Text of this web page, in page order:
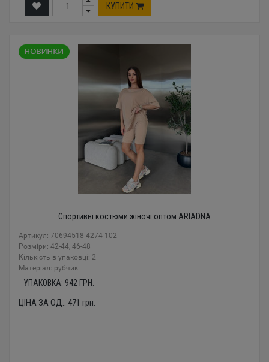
КУПИТИ
Спортивні костюми жіночі оптом ARIADNA
Артикул: 70694518 4274-102
Розміри: 42-44, 46-48
Кількість в упаковці: 2
Mатеріал: рубчик
УПАКОВКА: 942 ГРН.
ЦІНА ЗА ОД.: 471 грн.